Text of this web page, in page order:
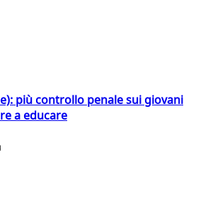
più controllo penale sui giovani
a educare